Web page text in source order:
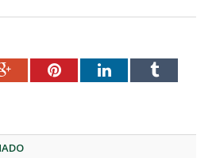
Google+PinterestLinkedInTumblr